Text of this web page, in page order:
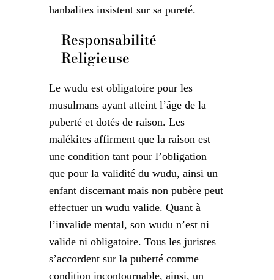
hanbalites insistent sur sa pureté.
Responsabilité
Religieuse
Le wudu est obligatoire pour les
musulmans ayant atteint l’âge de la
puberté et dotés de raison. Les
malékites affirment que la raison est
une condition tant pour l’obligation
que pour la validité du wudu, ainsi un
enfant discernant mais non pubère peut
effectuer un wudu valide. Quant à
l’invalide mental, son wudu n’est ni
valide ni obligatoire. Tous les juristes
s’accordent sur la puberté comme
condition incontournable, ainsi, un